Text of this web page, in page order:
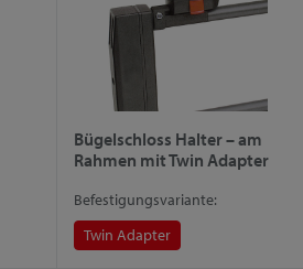
Bügelschloss Halter – am
Rahmen mit Twin Adapter
Befestigungsvariante:
Twin Adapter